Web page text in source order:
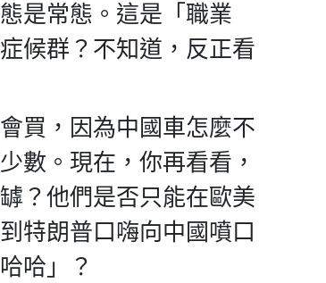
是常態。這是「職業
候群？不知道，反正看
買，因為中國車怎麼不
數。現在，你再看看，
？他們是否只能在歐美
特朗普口嗨向中國噴口
哈」？